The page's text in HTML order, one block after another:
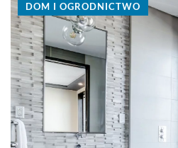
DOM I OGRODNICTWO